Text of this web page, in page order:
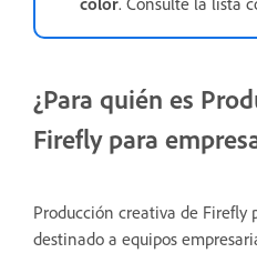
¿Para quién es
Firefly para
Producción creativa de Firefly
destinado a equipos